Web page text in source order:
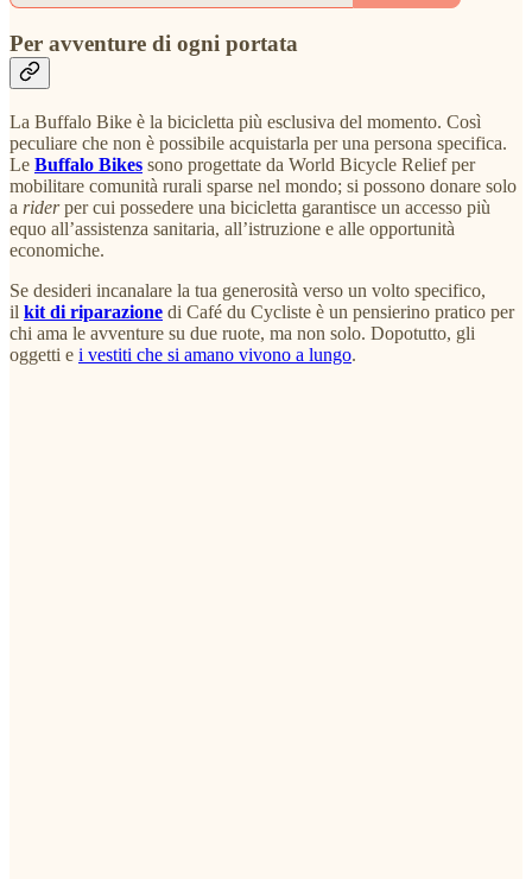
Per avventure di ogni portata
La Buffalo Bike è la bicicletta più esclusiva del momento. Così
peculiare che non è possibile acquistarla per una persona specifica.
Le Buffalo Bikes sono progettate da World Bicycle Relief per
mobilitare comunità rurali sparse nel mondo; si possono donare solo
a riderper cui possedere una bicicletta garantisce un accesso più
equo all’assistenza sanitaria, all’istruzione e alle opportunità
economiche.
Se desideri incanalare la tua generosità verso un volto specifico,
il kit di riparazione di Café du Cycliste è un pensierino pratico per
chi ama le avventure su due ruote, ma non solo. Dopotutto, gli
oggetti e i vestiti che si amano vivono a lungo.